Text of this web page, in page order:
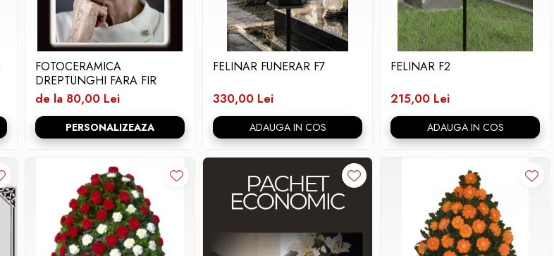
FOTOCERAMICA
DREPTUNGHI FARA FIR
de la 80,00 Lei
PERSONALIZEAZA
FELINAR FUNERAR F7
330,00 Lei
ADAUGA IN COS
FELINAR F2
215,00 Lei
ADAUGA IN COS